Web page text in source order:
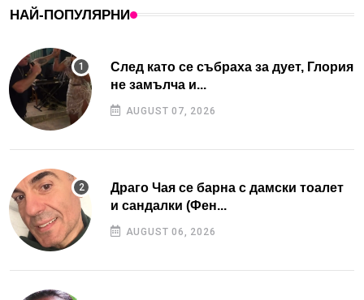
НАЙ-ПОПУЛЯРНИ
След като се събраха за дует, Глория
не замълча и...
AUGUST 07, 2026
Драго Чая се барна с дамски тоалет
и сандалки (Фен...
AUGUST 06, 2026